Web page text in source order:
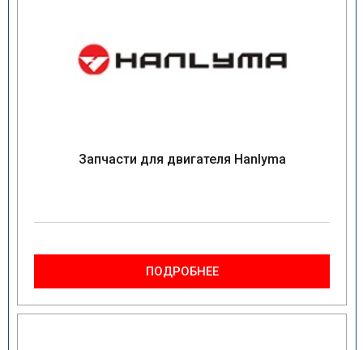
Запчасти для двигателя Hanlyma
ПОДРОБНЕЕ